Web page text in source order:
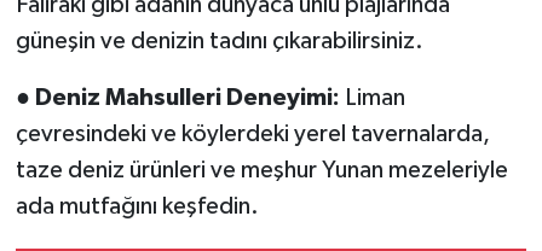
güneşin ve denizin tadını çıkarabilirsiniz.
● Deniz Mahsulleri Deneyimi: Liman
çevresindeki ve köylerdeki yerel tavernalarda,
taze deniz ürünleri ve meşhur Yunan mezeleriyle
ada mutfağını keşfedin.